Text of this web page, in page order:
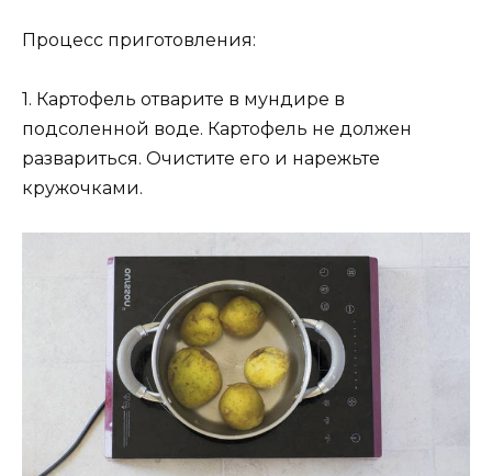
Процесс приготовления:
1. Картофель отварите в мундире в
подсоленной воде. Картофель не должен
развариться. Очистите его и нарежьте
кружочками.